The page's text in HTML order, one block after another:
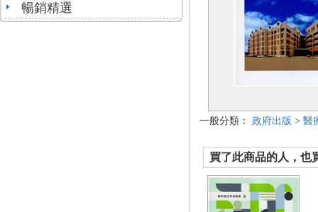
暢銷精選
一般分類： 政府出版 > 醫
買了此商品的人，也